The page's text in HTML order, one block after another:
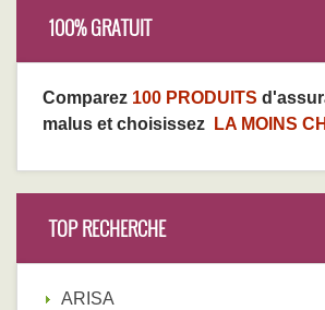
100% GRATUIT
Comparez 100 PRODUITS
malus et choisissez
LA MOINS
TOP RECHERCHE
ARISA